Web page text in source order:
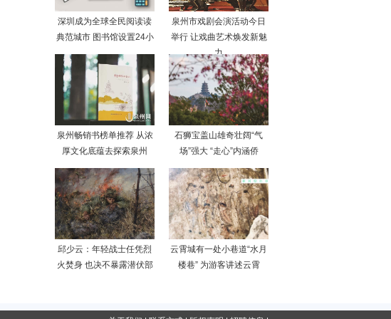
深圳成为全球全民阅读读
典范城市 图书馆设置24小
泉州市戏剧会演活动今日
举行 让戏曲艺术焕发新魅
力
泉州畅销书榜单推荐 从浓
厚文化底蕴去探索泉州
石狮宝盖山雄奇壮阔“气
场”强大 “走心”内涵侨
邱少云：年轻战士任凭烈
火焚身 也决不暴露潜伏部
云霄城有一处小巷道“水月
楼巷” 为游客讲述云霄